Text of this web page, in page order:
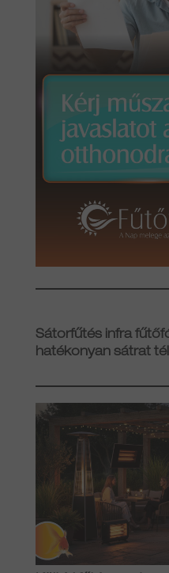
Sátorfűtés infra
hatékonyan sátrat